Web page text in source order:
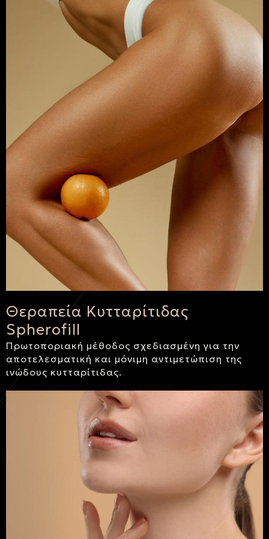
Θεραπεία Κυτταρίτιδας
Spherofill
Πρωτοποριακή μέθοδος σχεδιασμένη για την
αποτελεσματική και μόνιμη αντιμετώπιση της
ινώδους κυτταρίτιδας.